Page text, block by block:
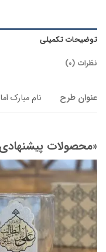
توضیحات تکمیلی
نظرات (0)
عنوان طرح نام مبارک
«محصولات